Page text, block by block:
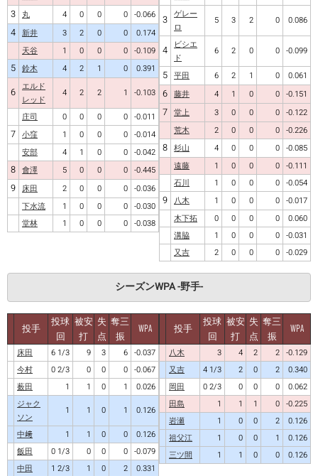
3 丸 4 0 0 0 -0.066
4 新井 3 2 0 0
0.174
天谷
1 0 0 0 -0.109
5 鈴木 4 2 1 0 0.391
6 エルド
レッド
4 2 2 1
-0.103
庄司
0 0 0 0 -0.011
7 小窪 1 0 0 0 -0.014
安部
4 1 0 0 -0.042
8 會澤 5 0 0 0 -0.445
9 床田 2 0 0 0 -0.036
下水流
1 0 0 0 -0.030
堂林
1 0 0 0 -0.038
3 ゲレー
ロ
5 3 2 0 0.086
4
ビシエ
ド
6 2 0 0 -0.099
5 平田 6 2 1 0 0.061
6 藤井 4 1 0 0 -0.151
7 堂上 3 0 0 0 -0.122
荒木
2 0 0 0 -0.226
8 杉山 4 0 0 0 -0.085
遠藤
1 0 0 0 -0.111
石川
1 0 0 0 -0.054
9 八木 1 0 0 0 -0.017
木下拓
0 0 0 0
0.060
溝脇
1 0 0 0 -0.031
又吉
2 0 0 0 -0.029
シーズンWPA -野手-
投手
投球
回
被安
打
失
点
奪三
振
WPA
床田 6 1/3 9 3 6 -0.037
今村
0 2/3 0 0 0 -0.067
薮田
1 1 0 1
0.026
ジャク
ソン
1 1 0 1
0.126
中﨑
1 1 0 0
0.126
飯田
0 1/3 0 0 0 -0.079
中田
1 2/3 1 0 2 0.331
投手
投球
回
被安
打
失
点
奪三
振
WPA
八木 3 4 2 2 -0.129
又吉
4 1/3 2 0 2
0.340
岡田
0 2/3 0 0 0
0.062
田島
1 1 1 0 -0.225
岩瀬
1 0 0 2
0.126
祖父江
1 0 0 1
0.126
三ツ間
1 1 0 0 0.126